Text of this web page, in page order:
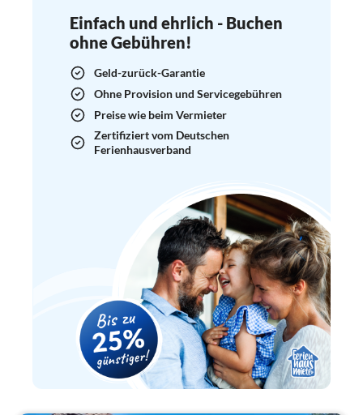
Einfach und ehrlich - Buchen
ohne Gebühren!
Geld-zurück-Garantie
Ohne Provision und Servicegebühren
Preise wie beim Vermieter
Zertifiziert vom Deutschen
Ferienhausverband